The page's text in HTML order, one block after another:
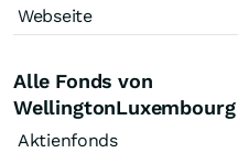
Webseite
Alle Fonds von
WellingtonLuxembourg
Aktienfonds